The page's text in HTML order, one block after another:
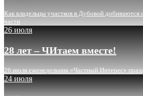
Как владельцы участков в Дубовой добиваются
части
26 июля
28 лет – ЧИтаем вместе!
26 июля еженедельник «Частный Интерес»
24 июля